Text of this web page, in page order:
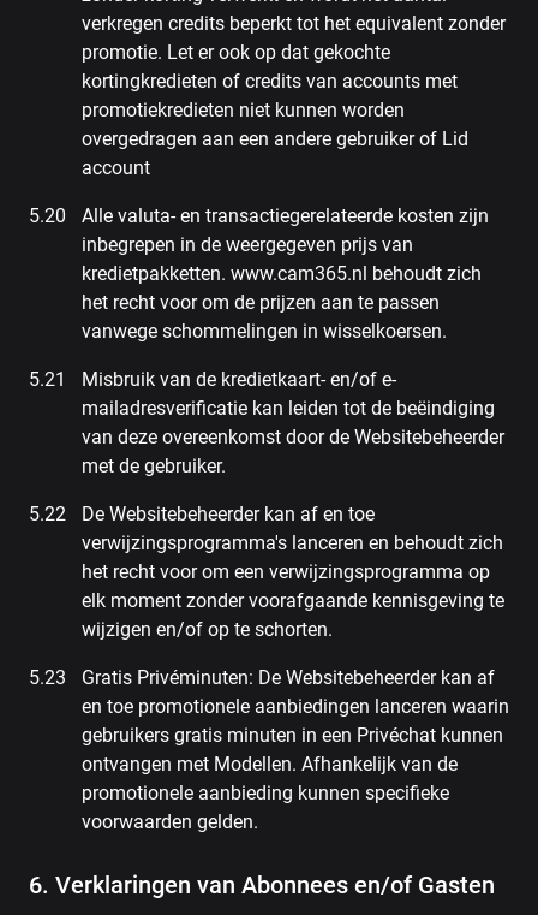
verkregen credits beperkt tot het equivalent zonder
promotie. Let er ook op dat gekochte
kortingkredieten of credits van accounts met
promotiekredieten niet kunnen worden
overgedragen aan een andere gebruiker of Lid
account
Alle valuta- en transactiegerelateerde kosten zijn
inbegrepen in de weergegeven prijs van
kredietpakketten. www.cam365.nl behoudt zich
het recht voor om de prijzen aan te passen
vanwege schommelingen in wisselkoersen.
Misbruik van de kredietkaart- en/of e-
mailadresverificatie kan leiden tot de beëindiging
van deze overeenkomst door de Websitebeheerder
met de gebruiker.
De Websitebeheerder kan af en toe
verwijzingsprogramma's lanceren en behoudt zich
het recht voor om een verwijzingsprogramma op
elk moment zonder voorafgaande kennisgeving te
wijzigen en/of op te schorten.
Gratis Privéminuten: De Websitebeheerder kan af
en toe promotionele aanbiedingen lanceren waarin
gebruikers gratis minuten in een Privéchat kunnen
ontvangen met Modellen. Afhankelijk van de
promotionele aanbieding kunnen specifieke
voorwaarden gelden.
6. Verklaringen van Abonnees en/of Gasten